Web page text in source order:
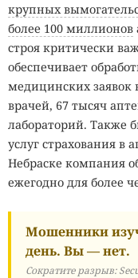
крупных
более 100 миллионов
строя критически
обеспечивает
медицинских заявок
врачей, 67 тысяч
лабораторий. Также
услуг страхования в
Небраске компания
ежегодно для более
Мошенники
день. Вы — нет.
Сократите разрыв: